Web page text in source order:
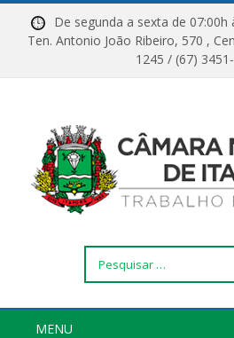
De segunda a sexta de
Ten. Antonio João Ribeiro, 570
1245 / (67)
por:
MENU